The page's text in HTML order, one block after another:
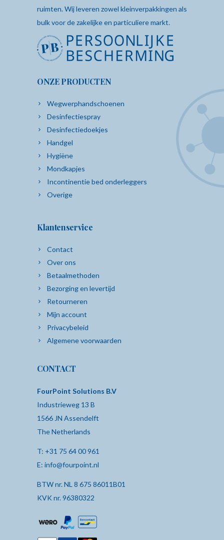
ruimten. Wij leveren zowel kleinverpakkingen als
bulk voor de zakelijke en particuliere markt.
ONZE PRODUCTEN
Wegwerphandschoenen
Desinfectiespray
Desinfectiedoekjes
Handgel
Hygiëne
Mondkapjes
Incontinentie bed onderleggers
Overige
Klantenservice
Contact
Over ons
Betaalmethoden
Bezorging en levertijd
Retourneren
Mijn account
Privacybeleid
Algemene voorwaarden
CONTACT
FourPoint Solutions B.V
Industrieweg 13 B
1566 JN Assendelft
The Netherlands
T: +31 75 64 00 961
E: info@fourpoint.nl
BTW nr. NL 8 675 86011B01
KVK nr. 96380322